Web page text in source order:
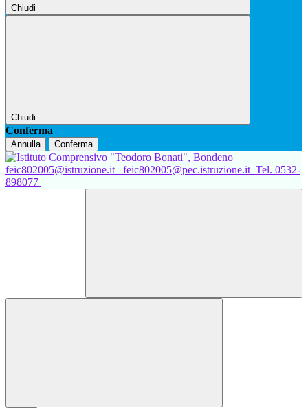
Chiudi
Chiudi
Conferma
Annulla Conferma
feic802005@istruzione.it feic802005@pec.istruzione.it Tel. 0532-
898077